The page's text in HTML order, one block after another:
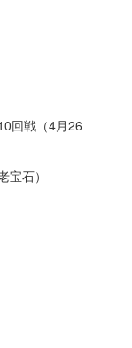
回戦（4月26
石）